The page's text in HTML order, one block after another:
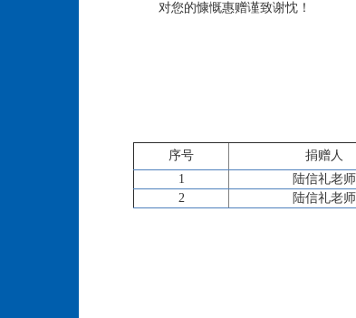
对您的慷慨惠赠谨致谢忱！
序号 捐赠人
1
陆信礼老师
2
陆信礼老师